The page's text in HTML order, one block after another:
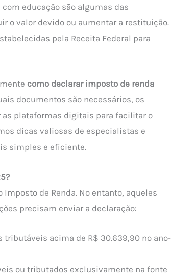
educação são algumas das
o valor devido ou aumentar a restituição.
pela Receita Federal para
como declarar imposto de renda
documentos são necessários, os
plataformas digitais para facilitar o
dicas valiosas de especialistas e
simples e eficiente.
de Renda. No entanto, aqueles
precisam enviar a declaração:
acima de R$ 30.639,90 no ano-
ou tributados exclusivamente na fonte